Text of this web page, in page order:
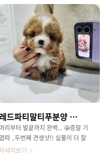
다려서 만난만큼더더욱 반가움이
고 만지기도 어쩔 줄 모르겠는 친
들 .. 😅요 몇달 거의 두들이들 ,대
형견 친구들 위주로만나다가 오랜만
에 만난소형견 아가들은 더더욱 설레
는 맘이 크네요 😍 귀여운 얼룩 등무
까지포동동 작지만 밥요정 .. ✌배
빵 몸은 귀여움이 더욱 업되네요
ㅠ_ㅠ1차접종 완료하고 오자마자 적
응 완료씩씩한 컨디션 뽐내고 있답니
항상 글을 쓸때면사진 속 아이들
을힐끗 쳐다보게 되는데 ㅎㅎ열심히
양말인형 가지고 놀고 있는 중 ...귀엽
.. 🤢🤢 짧은 귀와 짜리몽땅한 체
형머즐도 짧고 콧대도 잘 꺽인커가면
서 미..
레드파티말티푸분양 머리부터발끝까지 완벽
머리부터 발끝까지 완벽... 🤩증말 기
따 ..두번째 견생샷!! 실물이 더 잘
담긴 사진 ㅎㅎ애칭은 뭐라 지을까고
자세히보기